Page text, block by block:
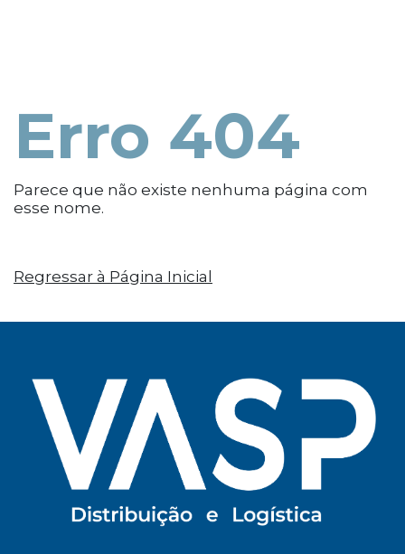
Erro 404
Parece que não existe nenhuma página com
esse nome.
Regressar à Página Inicial